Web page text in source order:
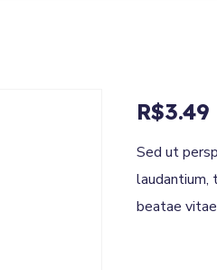
R$3.49
Sed ut
laudantium,
beatae